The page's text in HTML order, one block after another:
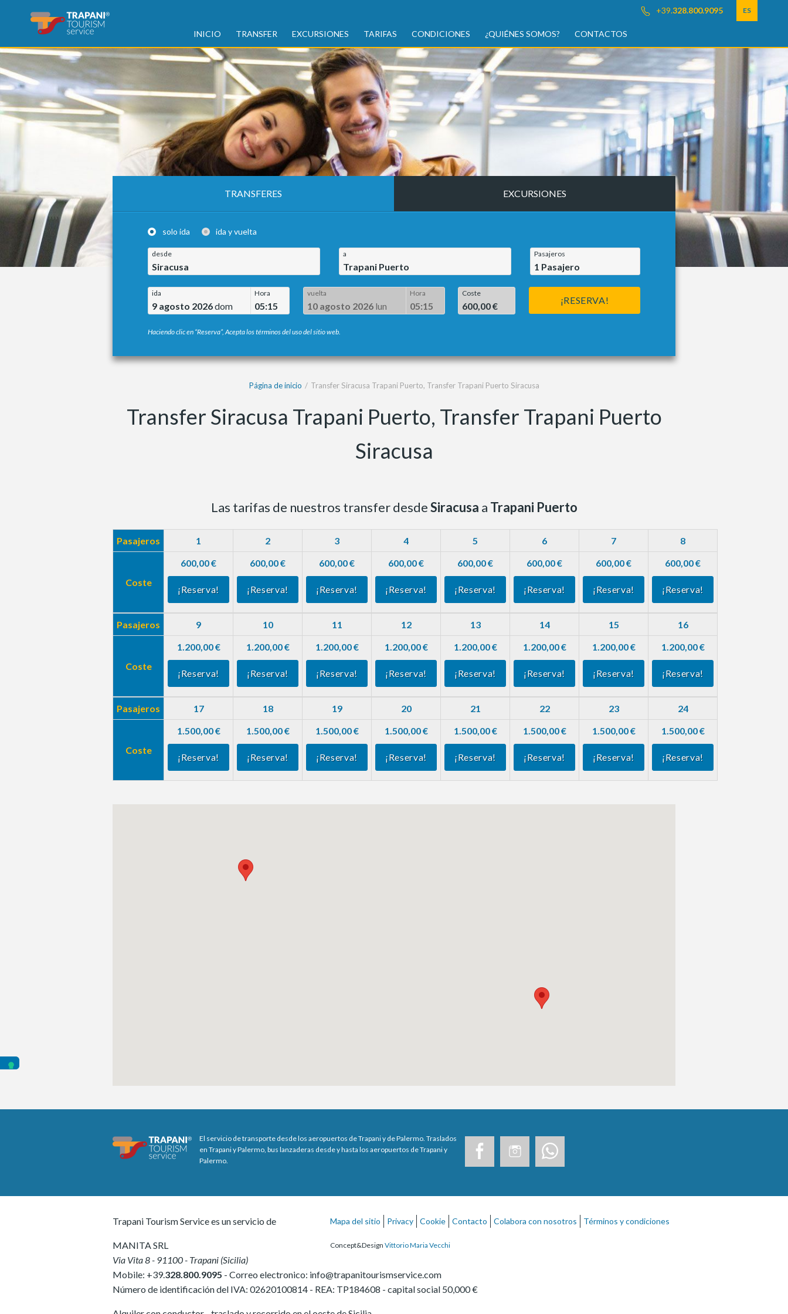
+39.328.800.9095 ES
INICIO TRANSFER EXCURSIONES TARIFAS CONDICIONES ¿QUIÉNES SOMOS? CONTACTOS
TRANSFERES EXCURSIONES
solo ida ida y vuelta
desde
Siracusa
a
Trapani Puerto
Pasajeros
1 Pasajero
ida
9 agosto 2026dom
Hora
05:15
vuelta
10 agosto 2026 lun
Hora
05:15
Coste
600,00 €
¡RESERVA!
Haciendo clic en “Reserva”, Acepta los términos del uso del sitio web.
Página de inicio Transfer Siracusa Trapani Puerto, Transfer Trapani Puerto Siracusa
Transfer Siracusa Trapani Puerto, Transfer Trapani Puerto
Siracusa
Las tarifas de nuestros transfer desdeSiracusa a Trapani Puerto
Pasajeros 1 2 3 4 5 6 7 8
Coste
600,00 €
¡Reserva!
600,00 €
¡Reserva!
600,00 €
¡Reserva!
600,00 €
¡Reserva!
600,00 €
¡Reserva!
600,00 €
¡Reserva!
600,00 €
¡Reserva!
600,00 €
¡Reserva!
Pasajeros 9 10 11 12 13 14 15 16
Coste
1.200,00 €
¡Reserva!
1.200,00 €
¡Reserva!
1.200,00 €
¡Reserva!
1.200,00 €
¡Reserva!
1.200,00 €
¡Reserva!
1.200,00 €
¡Reserva!
1.200,00 €
¡Reserva!
1.200,00 €
¡Reserva!
Pasajeros 17 18 19 20 21 22 23 24
Coste
1.500,00 €
¡Reserva!
1.500,00 €
¡Reserva!
1.500,00 €
¡Reserva!
1.500,00 €
¡Reserva!
1.500,00 €
¡Reserva!
1.500,00 €
¡Reserva!
1.500,00 €
¡Reserva!
1.500,00 €
¡Reserva!
El servicio de transporte desde los aeropuertos de Trapani y de Palermo. Traslados
en Trapani y Palermo, bus lanzaderas desde y hasta los aeropuertos de Trapani y
Palermo.
Trapani Tourism Service es un servicio de
MANITA SRL
Via Vita 8- 91100- Trapani (Sicilia)
Mobile: +39.328.800.9095 - Correo electronico: info@trapanitourismservice.com
Número de identificación del IVA: 02620100814 - REA: TP184608 - capital social 50,000 €
Mapa del sitio Privacy Cookie Contacto Colabora con nosotros Términos y condiciones
Concept&Design Vittorio Maria Vecchi